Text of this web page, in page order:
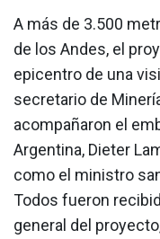
A más de 3.500
de los Andes, el
epicentro de una
secretario de
acompañaron el
Argentina, Dieter
como el ministro
Todos fueron
general del